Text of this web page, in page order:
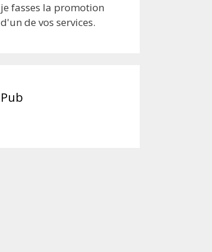
je fasses la promotion
d'un de vos services.
Pub